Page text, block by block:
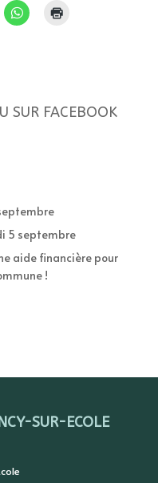
SUR FACEBOOK
5 septembre
aide financière pour
!
SUR-ECOLE